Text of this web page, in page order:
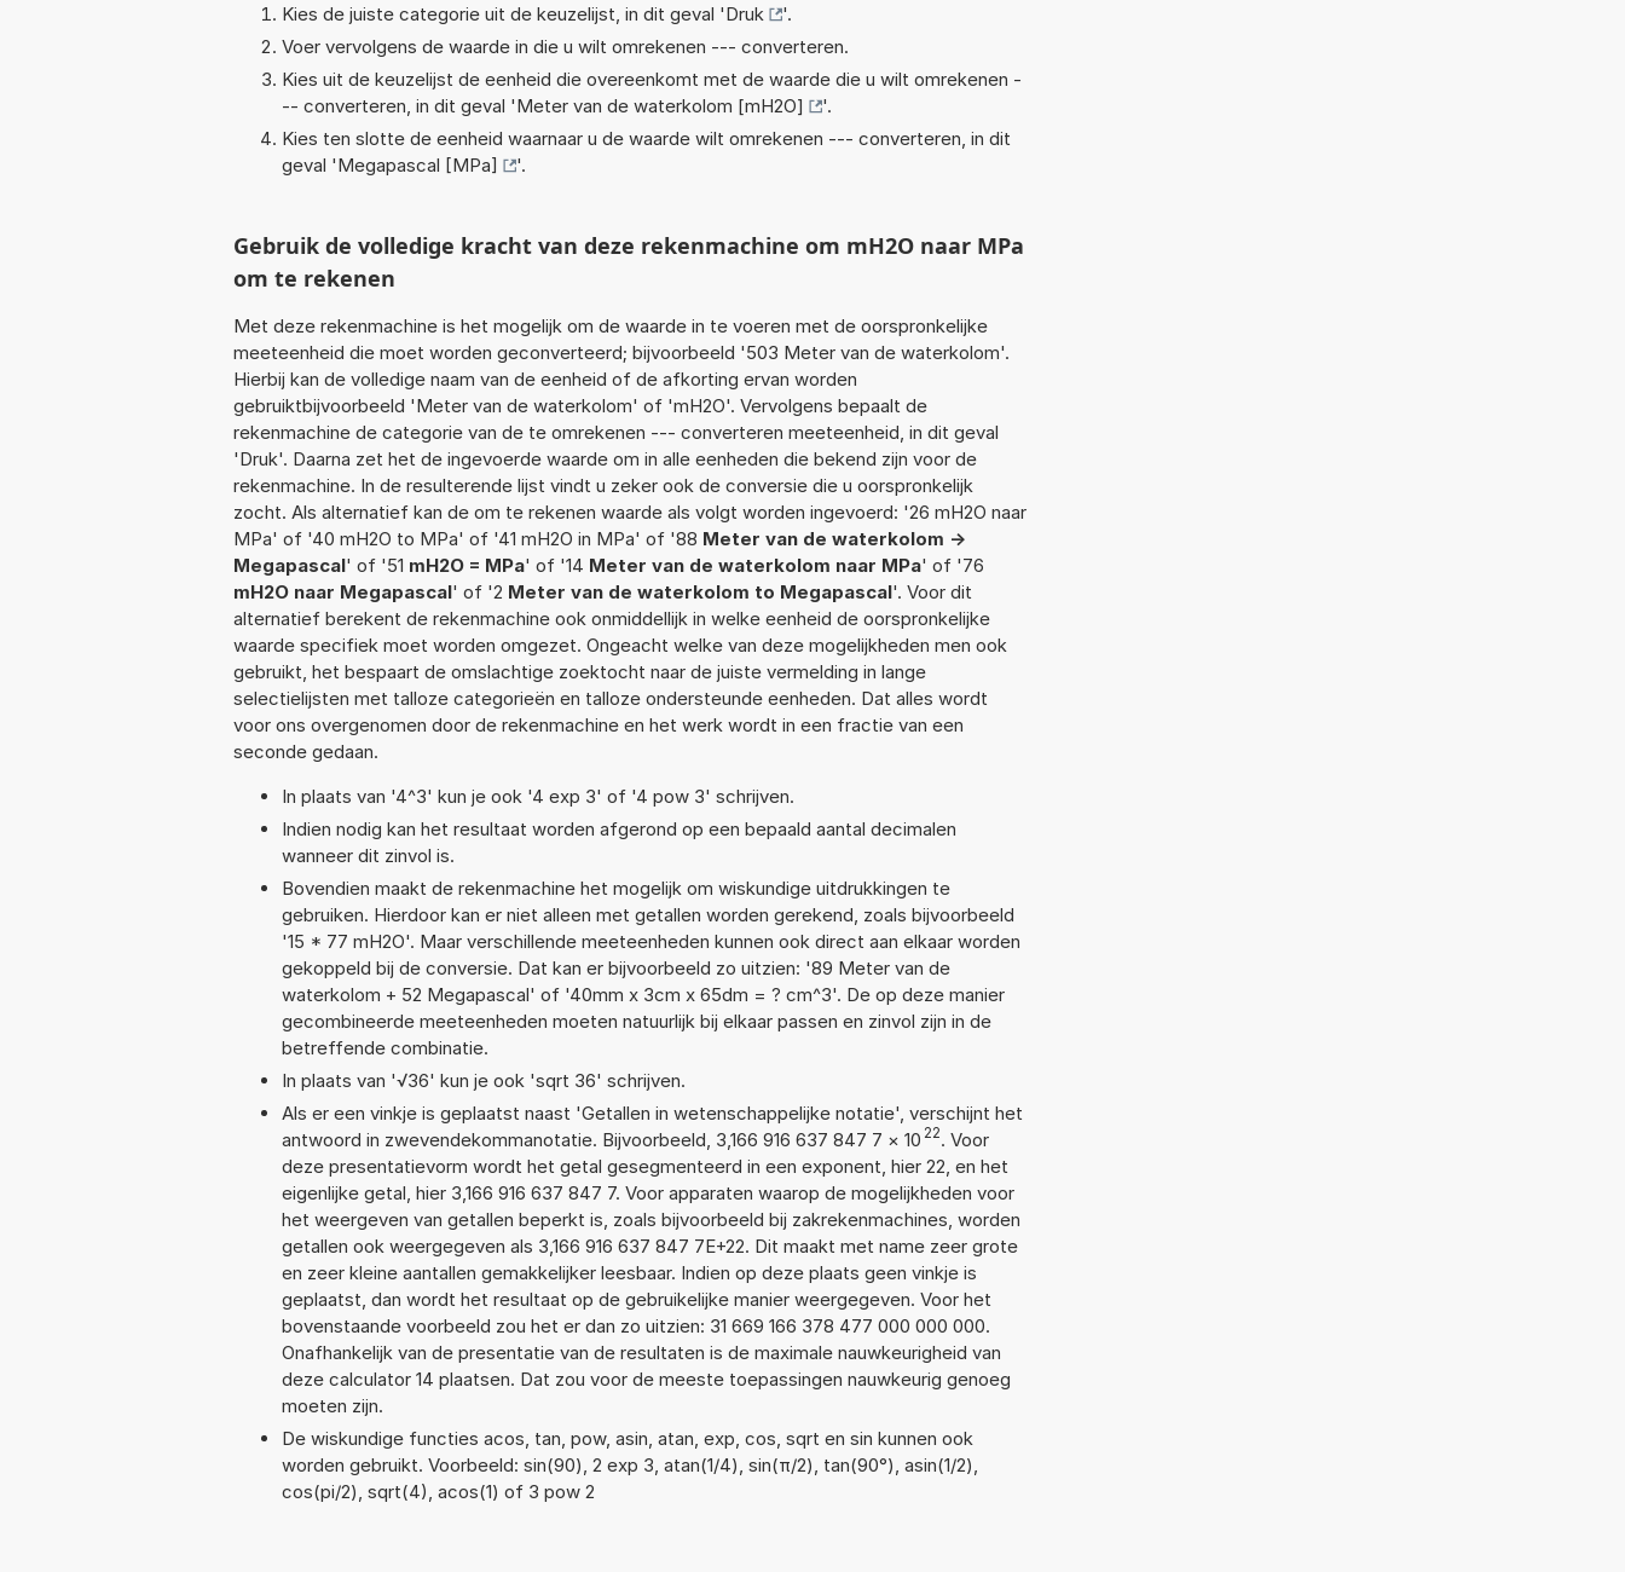
Kies de juiste categorie uit de keuzelijst, in dit geval 'Druk
'.
Voer vervolgens de waarde in die u wilt omrekenen --- converteren.
Kies uit de keuzelijst de eenheid die overeenkomt met de waarde die u wilt omrekenen -
-- converteren, in dit geval 'Meter van de waterkolom [mH2O]
'.
Kies ten slotte de eenheid waarnaar u de waarde wilt omrekenen --- converteren, in dit
geval 'Megapascal [MPa] '.
Gebruik de volledige kracht van deze rekenmachine om mH2O naar MPa
om te rekenen
Met deze rekenmachine is het mogelijk om de waarde in te voeren met de oorspronkelijke
meeteenheid die moet worden geconverteerd; bijvoorbeeld '503 Meter van de waterkolom'.
Hierbij kan de volledige naam van de eenheid of de afkorting ervan worden
gebruiktbijvoorbeeld 'Meter van de waterkolom' of 'mH2O'. Vervolgens bepaalt de
rekenmachine de categorie van de te omrekenen --- converteren meeteenheid, in dit geval
'Druk'. Daarna zet het de ingevoerde waarde om in alle eenheden die bekend zijn voor de
rekenmachine. In de resulterende lijst vindt u zeker ook de conversie die u oorspronkelijk
zocht. Als alternatief kan de om te rekenen waarde als volgt worden ingevoerd: '26 mH2O naar
MPa' of '40 mH2O to MPa' of '41 mH2O in MPa' of '88 Meter van de waterkolom ->
Megapascal' of '51 mH2O = MPa' of '14 Meter van de waterkolom naar MPa' of '76
mH2O naar Megapascal' of '2 Meter van de waterkolom to Megapascal'. Voor dit
alternatief berekent de rekenmachine ook onmiddellijk in welke eenheid de oorspronkelijke
waarde specifiek moet worden omgezet. Ongeacht welke van deze mogelijkheden men ook
gebruikt, het bespaart de omslachtige zoektocht naar de juiste vermelding in lange
selectielijsten met talloze categorieën en talloze ondersteunde eenheden. Dat alles wordt
voor ons overgenomen door de rekenmachine en het werk wordt in een fractie van een
seconde gedaan.
In plaats van '4^3' kun je ook '4 exp 3' of '4 pow 3' schrijven.
Indien nodig kan het resultaat worden afgerond op een bepaald aantal decimalen
wanneer dit zinvol is.
Bovendien maakt de rekenmachine het mogelijk om wiskundige uitdrukkingen te
gebruiken. Hierdoor kan er niet alleen met getallen worden gerekend, zoals bijvoorbeeld
'15 * 77 mH2O'. Maar verschillende meeteenheden kunnen ook direct aan elkaar worden
gekoppeld bij de conversie. Dat kan er bijvoorbeeld zo uitzien: '89 Meter van de
waterkolom + 52 Megapascal' of '40mm x 3cm x 65dm = ? cm^3'. De op deze manier
gecombineerde meeteenheden moeten natuurlijk bij elkaar passen en zinvol zijn in de
betreffende combinatie.
In plaats van '√36' kun je ook 'sqrt 36' schrijven.
Als er een vinkje is geplaatst naast 'Getallen in wetenschappelijke notatie', verschijnt het
antwoord in zwevendekommanotatie. Bijvoorbeeld, 3,166 916 637 847 7 × 10 22. Voor
deze presentatievorm wordt het getal gesegmenteerd in een exponent, hier 22, en het
eigenlijke getal, hier 3,166 916 637 847 7. Voor apparaten waarop de mogelijkheden voor
het weergeven van getallen beperkt is, zoals bijvoorbeeld bij zakrekenmachines, worden
getallen ook weergegeven als 3,166 916 637 847 7E+22. Dit maakt met name zeer grote
en zeer kleine aantallen gemakkelijker leesbaar. Indien op deze plaats geen vinkje is
geplaatst, dan wordt het resultaat op de gebruikelijke manier weergegeven. Voor het
bovenstaande voorbeeld zou het er dan zo uitzien: 31 669 166 378 477 000 000 000.
Onafhankelijk van de presentatie van de resultaten is de maximale nauwkeurigheid van
deze calculator 14 plaatsen. Dat zou voor de meeste toepassingen nauwkeurig genoeg
moeten zijn.
De wiskundige functies acos, tan, pow, asin, atan, exp, cos, sqrt en sin kunnen ook
worden gebruikt. Voorbeeld: sin(90), 2 exp 3, atan(1/4), sin(π/2), tan(90°), asin(1/2),
cos(pi/2), sqrt(4), acos(1) of 3 pow 2